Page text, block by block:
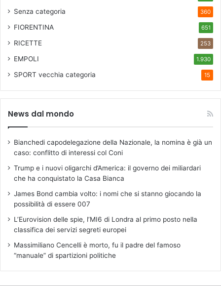
Senza categoria 360
FIORENTINA 651
RICETTE 253
EMPOLI 1.930
SPORT vecchia categoria 15
News dal mondo
Bianchedi capodelegazione della Nazionale, la nomina è già un
caso: conflitto di interessi col Coni
Trump e i nuovi oligarchi d’America: il governo dei miliardari
che ha conquistato la Casa Bianca
James Bond cambia volto: i nomi che si stanno giocando la
possibilità di essere 007
L’Eurovision delle spie, l’MI6 di Londra al primo posto nella
classifica dei servizi segreti europei
Massimiliano Cencelli è morto, fu il padre del famoso
“manuale” di spartizioni politiche